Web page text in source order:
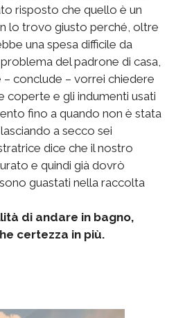
risposto che quello è un
lo trovo giusto perché, oltre
una spesa difficile da
del padrone di casa,
– conclude – vorrei chiedere
coperte e gli indumenti usati
fino a quando non è stata
lasciando a secco sei
dice che il nostro
e quindi già dovrò
guastati nella raccolta
di andare in bagno,
certezza in più.